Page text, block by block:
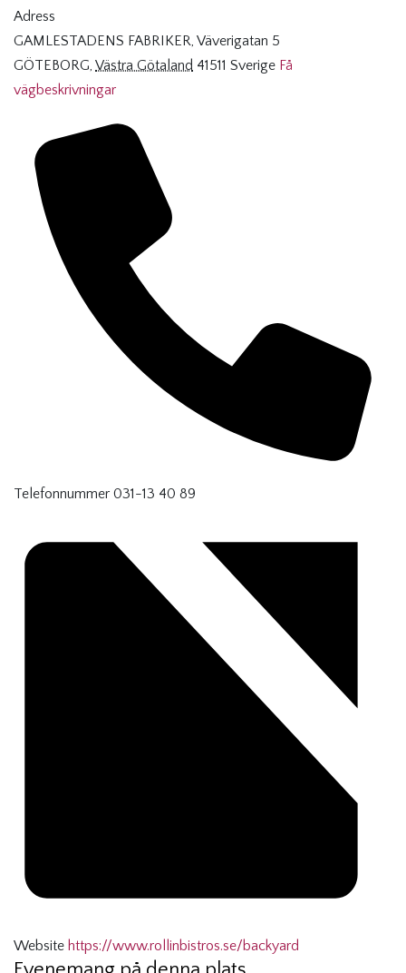
Adress
GAMLESTADENS FABRIKER, Väverigatan 5
GÖTEBORG, Västra Götaland 41511 Sverige Få
vägbeskrivningar
Telefonnummer 031-13 40 89
Website https://www.rollinbistros.se/backyard